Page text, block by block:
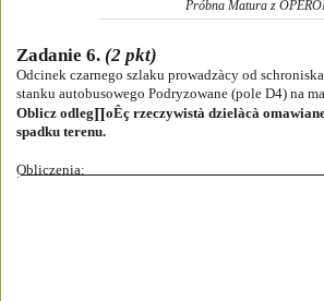
Próbna Matura z
Zadanie 6. (2 pkt)
Odcinek czarnego szlaku prowadzàcy od
stanku autobusowego Podryzowane (pole D4) na
Oblicz odleg∏oÊç rzeczywistà dzielàcà
spadku terenu.
Obliczenia: